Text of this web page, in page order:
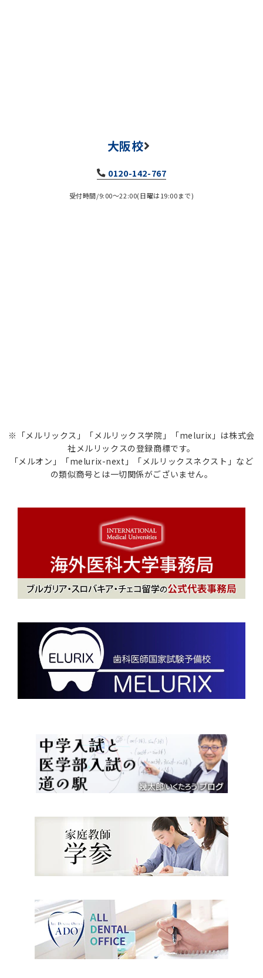
大阪校
0120-142-767
受付時間/9:00～22:00(日曜は19:00まで)
※「メルリックス」「メルリックス学院」「melurix」は株式会
社メルリックスの登録商標です。
「メルオン」「melurix-next」「メルリックスネクスト」など
の類似商号とは一切関係がございません。